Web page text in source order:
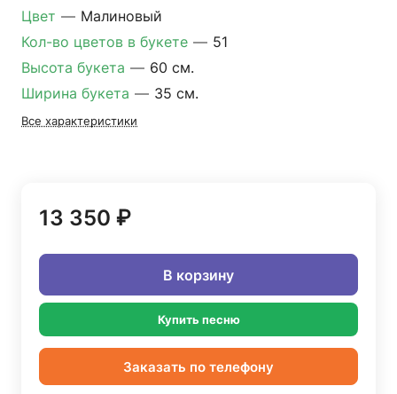
Цвет — Малиновый
Кол-во цветов в букете — 51
Высота букета — 60 см.
Ширина букета — 35 см.
Все характеристики
13 350 ₽
В корзину
Купить песню
Заказать по телефону